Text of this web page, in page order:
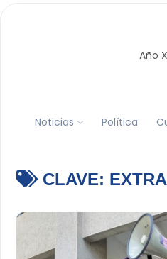
Año
Noticias Política
CLAVE: